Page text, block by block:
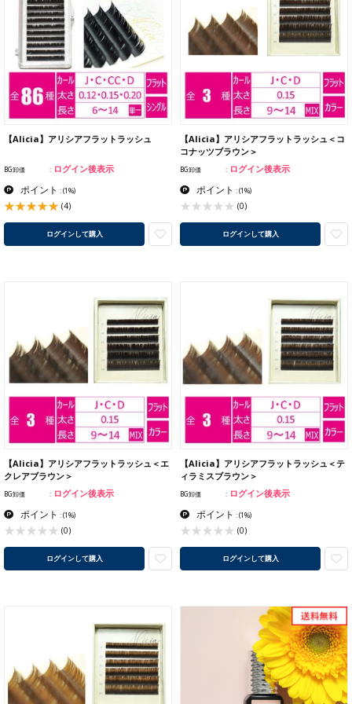
【Alicia】アリシアフラットラッシュ
BG卸価 ログイン後表示
ポイント :(1%)
(4)
ログインして購入
【Alicia】アリシアフラットラッシュ＜コ
コナッツブラウン＞
BG卸価 ログイン後表示
ポイント :(1%)
(0)
ログインして購入
【Alicia】アリシアフラットラッシュ＜エ
クレアブラウン＞
BG卸価 ログイン後表示
ポイント :(1%)
(0)
ログインして購入
【Alicia】アリシアフラットラッシュ＜テ
ィラミスブラウン＞
BG卸価 ログイン後表示
ポイント :(1%)
(0)
ログインして購入